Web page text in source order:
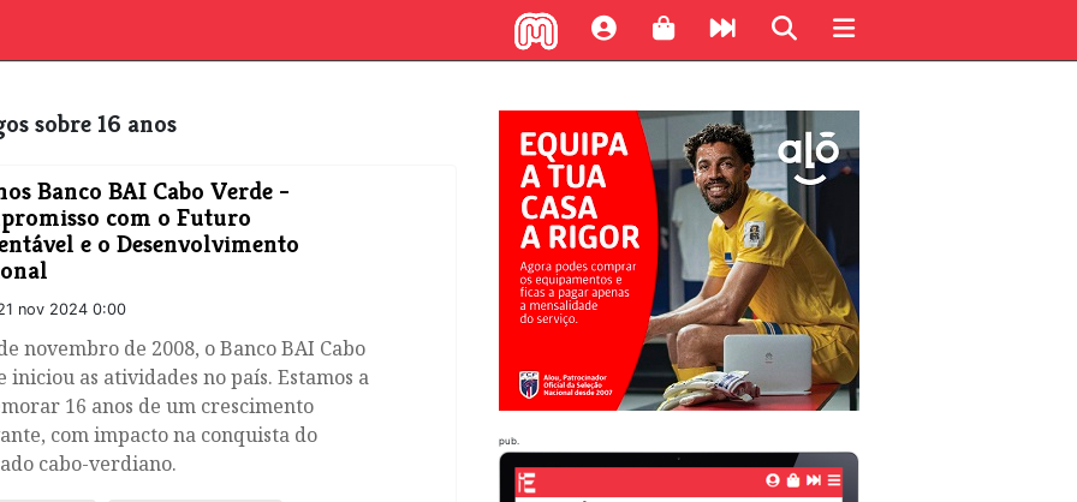
sobre 16 anos
Banco BAI Cabo Verde -
com o Futuro
e o Desenvolvimento
nov 2024 0:00
novembro de 2008, o Banco BAI Cabo
iniciou as atividades no país. Estamos a
16 anos de um crescimento
com impacto na conquista do
cabo-verdiano.
pub.